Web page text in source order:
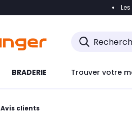
Accéder
BRADERIE Trouver votre
Avis clients